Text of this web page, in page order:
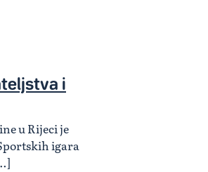
i
u Rijeci je
igara